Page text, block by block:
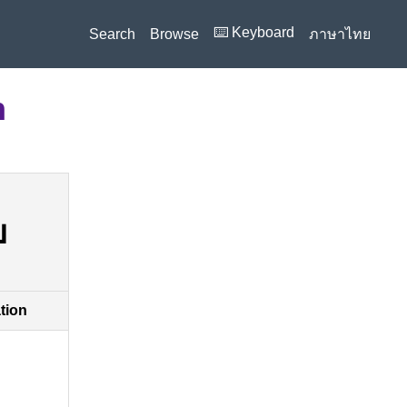
Search Browse ⌨️ Keyboard ภาษาไทย